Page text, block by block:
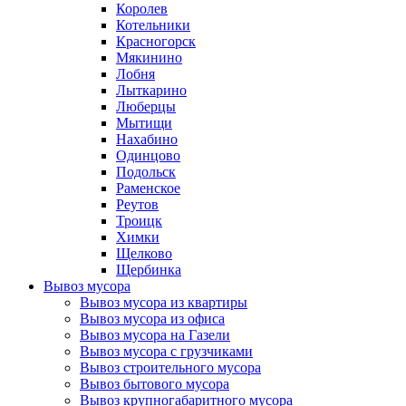
Королев
Котельники
Красногорск
Мякинино
Лобня
Лыткарино
Люберцы
Мытищи
Нахабино
Одинцово
Подольск
Раменское
Реутов
Троицк
Химки
Щелково
Щербинка
Вывоз мусора
Вывоз мусора из квартиры
Вывоз мусора из офиса
Вывоз мусора на Газели
Вывоз мусора с грузчиками
Вывоз строительного мусора
Вывоз бытового мусора
Вывоз крупногабаритного мусора